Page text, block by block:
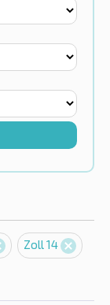
Zoll 14